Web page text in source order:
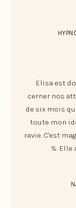
Elisa est
cerner nos
de six mois
toute mon
ravie. C'est
%.